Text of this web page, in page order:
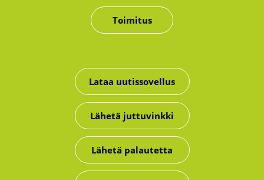
Toimitus
Lataa uutissovellus
Lähetä juttuvinkki
Lähetä palautetta